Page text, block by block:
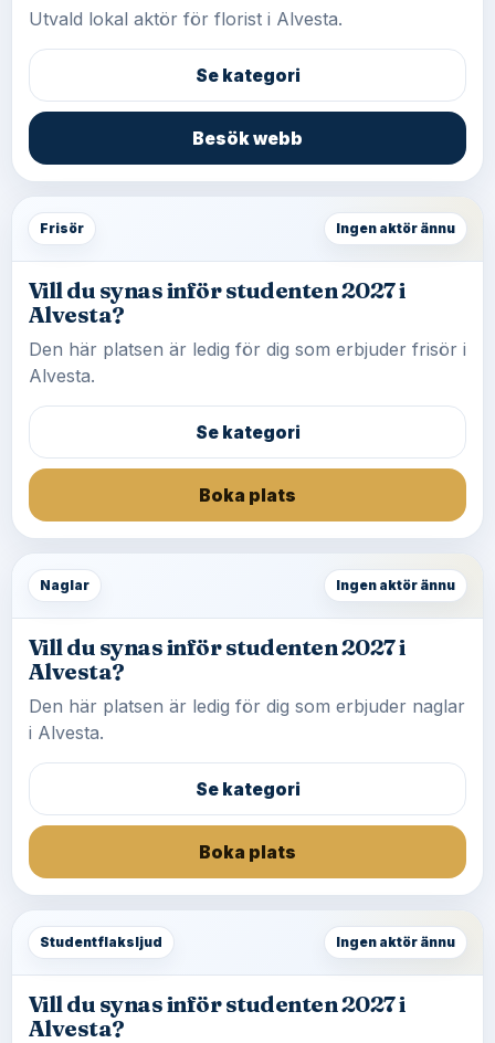
Utvald lokal aktör för florist i Alvesta.
Se kategori
Besök webb
Frisör Ingen aktör ännu
Vill du synas inför studenten 2027 i
Alvesta?
Den här platsen är ledig för dig som erbjuder frisör i
Alvesta.
Se kategori
Boka plats
Naglar Ingen aktör ännu
Vill du synas inför studenten 2027 i
Alvesta?
Den här platsen är ledig för dig som erbjuder naglar
i Alvesta.
Se kategori
Boka plats
Studentflaksljud Ingen aktör ännu
Vill du synas inför studenten 2027 i
Alvesta?